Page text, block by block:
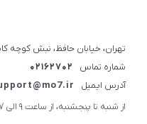
تهران، خیابان حافظ، نبش کوچه
شماره تماس
02162702
آدرس ایمیل
از شنبه تا پنجشنبه، از ساعت 9 الی 17 پاسخگوی شما هستیم.